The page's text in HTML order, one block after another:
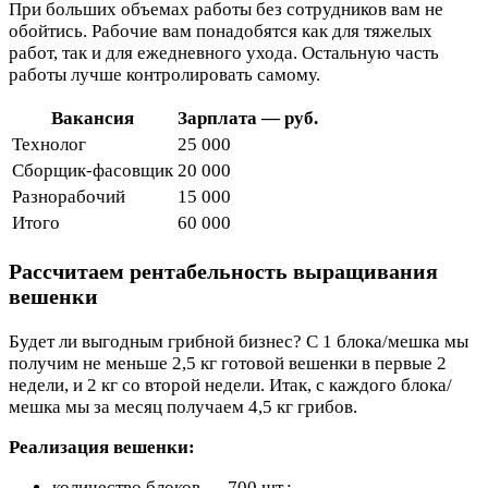
При больших объемах работы без сотрудников вам не
обойтись. Рабочие вам понадобятся как для тяжелых
работ, так и для ежедневного ухода. Остальную часть
работы лучше контролировать самому.
Вакансия
Зарплата — руб.
Технолог
25 000
Сборщик-фасовщик 20 000
Разнорабочий
15 000
Итого
60 000
Рассчитаем рентабельность выращивания
вешенки
Будет ли выгодным грибной бизнес? С 1 блока/мешка мы
получим не меньше 2,5 кг готовой вешенки в первые 2
недели, и 2 кг со второй недели. Итак, с каждого блока/
мешка мы за месяц получаем 4,5 кг грибов.
Реализация вешенки: